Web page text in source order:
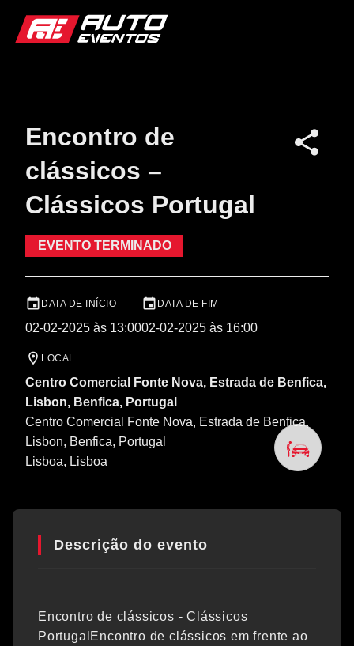
Encontro de
clássicos –
Clássicos Portugal
EVENTO TERMINADO
DATA DE INÍCIO
02-02-2025 às 13:00
DATA DE FIM
02-02-2025 às 16:00
LOCAL
Centro Comercial Fonte Nova, Estrada de Benfica,
Lisbon, Benfica, Portugal
Centro Comercial Fonte Nova, Estrada de Benfica,
Lisbon, Benfica, Portugal
Lisboa, Lisboa
Descrição do evento
Encontro de clássicos - Clássicos
PortugalEncontro de clássicos em frente ao